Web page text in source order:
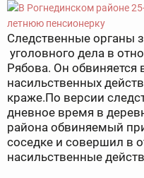
Следственные органы
уголовного дела в
Рябова. Он обвиняется
насильственных
краже.По версии
дневное время в
района обвиняемый
соседке и совершил в
насильственные